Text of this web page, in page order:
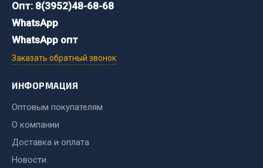
Сцепление
Тормозная система
Запчасти ЯМЗ
Двигатель
Опт: 8(3952)48-68-68
WhatsApp
WhatsApp опт
Заказать обратный звонок
ИНФОРМАЦИЯ
Оптовым покупателям
О компании
Доставка и оплата
Новости